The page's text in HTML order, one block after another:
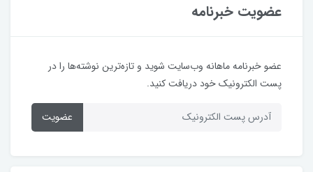
عضویت خبرنامه
عضو خبرنامه ماهانه وب‌سایت شوید و تازه‌ترین نوشته‌ها را در
پست الکترونیک خود دریافت کنید.
عضویت